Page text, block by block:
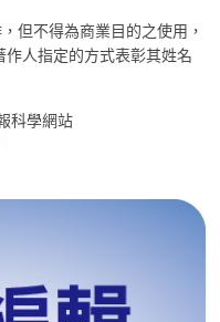
但不得為商業目的之使用，
人指定的方式表彰其姓名
科學網站